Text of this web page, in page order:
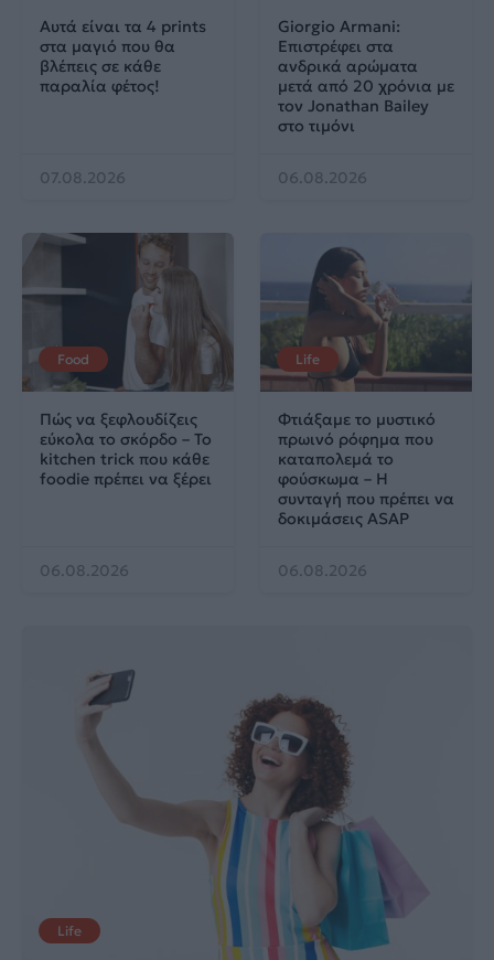
Αυτά είναι τα 4 prints
στα μαγιό που θα
βλέπεις σε κάθε
παραλία φέτος!
07.08.2026
Giorgio Armani:
Επιστρέφει στα
ανδρικά αρώματα
μετά από 20 χρόνια με
τον Jonathan Bailey
στο τιμόνι
06.08.2026
Food
Πώς να ξεφλουδίζεις
εύκολα το σκόρδο – Το
kitchen trick που κάθε
foodie πρέπει να ξέρει
06.08.2026
Life
Φτιάξαμε το μυστικό
πρωινό ρόφημα που
καταπολεμά το
φούσκωμα – Η
συνταγή που πρέπει να
δοκιμάσεις ASAP
06.08.2026
Life